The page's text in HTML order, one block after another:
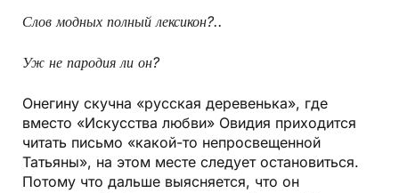
Слов модных полный лексикон?..
Уж не пародия ли он?
Онегину скучна «русская деревенька», где
вместо «Искусства любви» Овидия приходится
читать письмо «какой-то непросвещенной
Татьяны», на этом месте следует остановиться.
Потому что дальше выясняется, что он